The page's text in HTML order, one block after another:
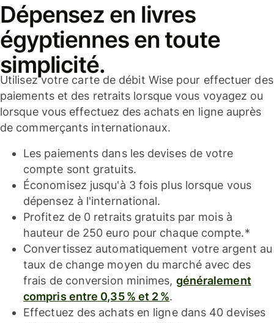
Dépensez en livres
égyptiennes en toute
simplicité.
Utilisez votre carte de débit Wise pour effectuer des
paiements et des retraits lorsque vous voyagez ou
lorsque vous effectuez des achats en ligne auprès
de commerçants internationaux.
Les paiements dans les devises de votre
compte sont gratuits.
Économisez jusqu'à 3 fois plus lorsque vous
dépensez à l'international.
Profitez de 0 retraits gratuits par mois à
hauteur de 250 euro pour chaque compte.*
Convertissez automatiquement votre argent au
taux de change moyen du marché avec des
frais de conversion minimes, généralement
compris entre 0,35 % et 2 %.
Effectuez des achats en ligne dans 40 devises